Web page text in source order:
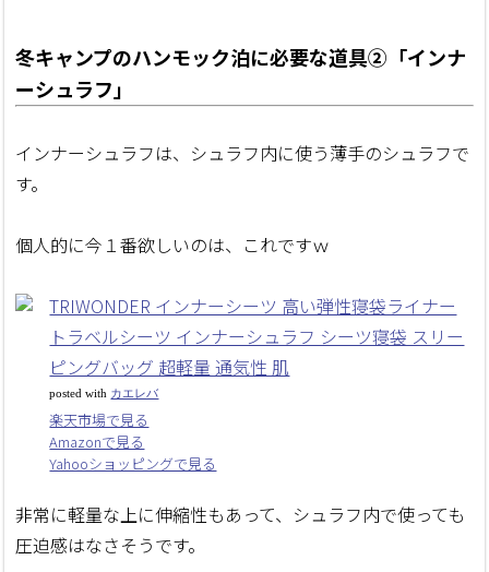
冬キャンプのハンモック泊に必要な道具②「インナ
ーシュラフ」
インナーシュラフは、シュラフ内に使う薄手のシュラフで
す。
個人的に今１番欲しいのは、これですｗ
TRIWONDER インナーシーツ 高い弾性寝袋ライナー
トラベルシーツ インナーシュラフ シーツ寝袋 スリー
ピングバッグ 超軽量 通気性 肌
posted with カエレバ
楽天市場で見る
Amazonで見る
Yahooショッピングで見る
非常に軽量な上に伸縮性もあって、シュラフ内で使っても
圧迫感はなさそうです。